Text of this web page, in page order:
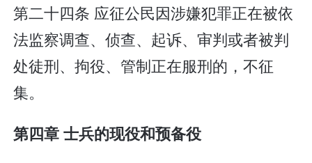
第二十四条 应征公民因涉嫌犯罪正在被依
法监察调查、侦查、起诉、审判或者被判
处徒刑、拘役、管制正在服刑的，不征
集。
第四章 士兵的现役和预备役